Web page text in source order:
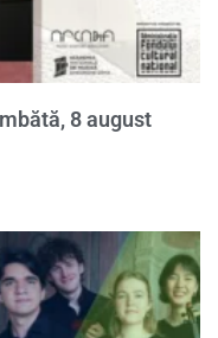
8 august